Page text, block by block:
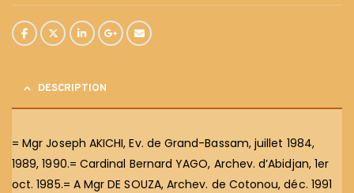
DESCRIPTION
= Mgr Joseph AKICHI, Ev. de Grand-Bassam, juillet 1984,
1989, 1990.= Cardinal Bernard YAGO, Archev. d’Abidjan, 1er
oct. 1985.= A Mgr DE SOUZA, Archev. de Cotonou, déc. 1991